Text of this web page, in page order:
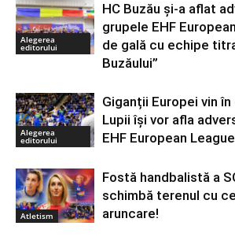
Alegerea
editorului
HC Buzău și-a aflat
grupele EHF
de gală cu echipe
Buzăului”
Alegerea
editorului
Giganții Europei vin în
Lupii își vor afla
EHF European
Atletism
Fostă handbalistă a
schimbă terenul cu
aruncare!